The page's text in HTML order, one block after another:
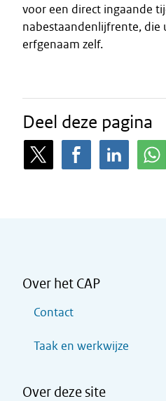
voor een direct ingaande
nabestaandenlijfrente, die
erfgenaam zelf.
Deel deze pagina
Over het CAP
Contact
Taak en werkwijze
Over deze site